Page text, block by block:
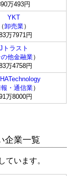
万493円
YKT
（卸売業）
万7971円
Jトラスト
の他金融業）
万4758円
報・通信業）
万8000円
企業一覧
ています。